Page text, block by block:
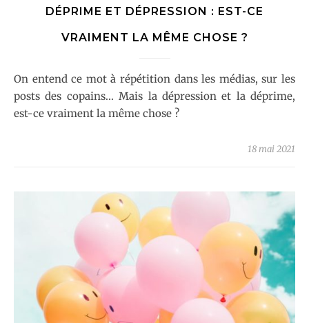
DÉPRIME ET DÉPRESSION : EST-CE
VRAIMENT LA MÊME CHOSE ?
On entend ce mot à répétition dans les médias, sur les
posts des copains... Mais la dépression et la déprime,
est-ce vraiment la même chose ?
18 mai 2021